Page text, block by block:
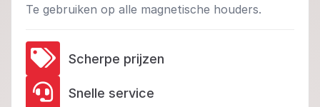
Te gebruiken op alle magnetische houders.
Scherpe prijzen
Snelle service